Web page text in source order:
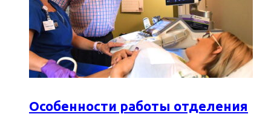
Особенности работы отделения